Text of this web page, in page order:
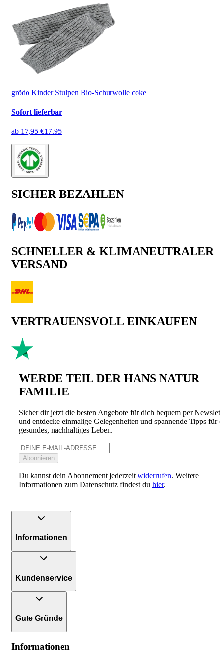
grödo Kinder Stulpen Bio-Schurwolle coke
Sofort lieferbar
ab 17,95 €17.95
SICHER BEZAHLEN
SCHNELLER & KLIMANEUTRALER
VERSAND
VERTRAUENSVOLL EINKAUFEN
WERDE TEIL DER HANS NATUR
FAMILIE
Sicher dir jetzt die besten Angebote für dich bequem per
und entdecke einmalige Gelegenheiten und spannende Tipps für
gesundes, nachhaltiges Leben.
Abonnieren
Du kannst dein Abonnement jederzeit widerrufen. Weitere
Informationen zum Datenschutz findest du hier.
Informationen
Kundenservice
Gute Gründe
Informationen